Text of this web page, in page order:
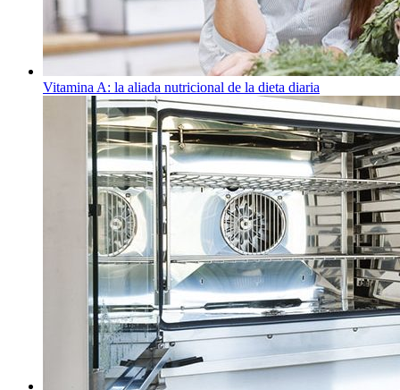
Vitamina A: la aliada nutricional de la dieta diaria